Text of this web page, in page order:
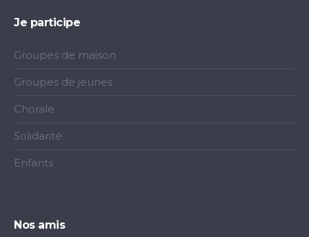
Je participe
Groupes de maison
Groupes de jeunes
Chorale
Solidarité
Enfants
Nos amis